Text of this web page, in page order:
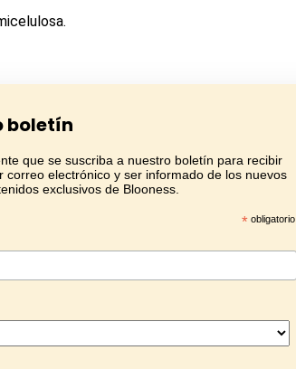
boletín
que se suscriba a nuestro boletín para recibir
correo electrónico y ser informado de los nuevos
exclusivos de Blooness.
*obligatorio